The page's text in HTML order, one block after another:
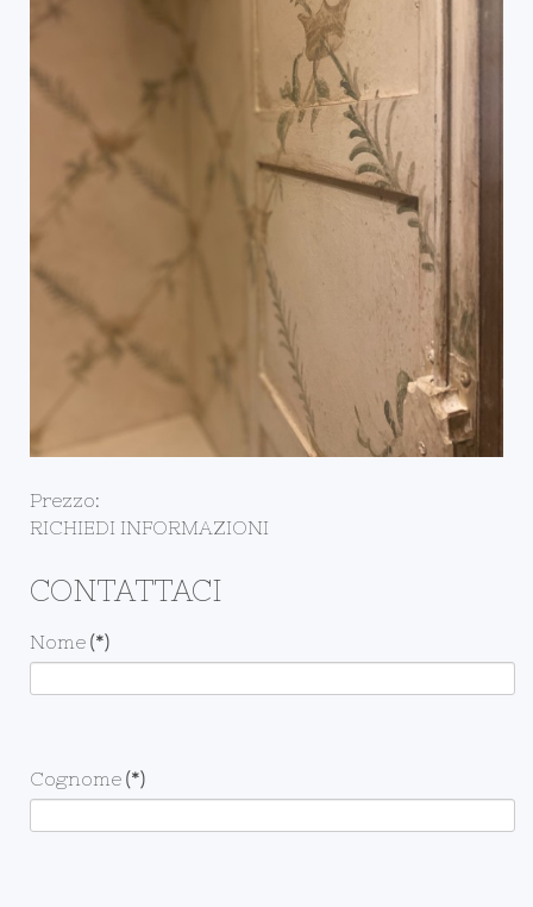
Prezzo:
RICHIEDI INFORMAZIONI
CONTATTACI
Nome (*)
Cognome (*)